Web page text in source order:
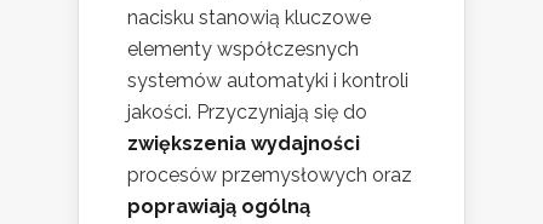
nacisku stanowią kluczowe
elementy współczesnych
systemów automatyki i kontroli
jakości. Przyczyniają się do
zwiększenia wydajności
procesów przemysłowych oraz
poprawiają ogólną